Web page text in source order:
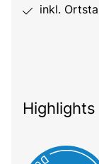
inkl.
Highlights